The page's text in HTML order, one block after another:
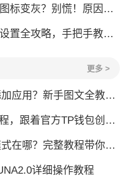
？别慌！原因排查与快速修复指南
，手把手教你筑牢数字资产安全防线
更多 >
新手图文全教程+安全避坑指南
TP钱包创建视频，3分钟搞定钱包搭建
？完整教程带你轻松找到并使用
详细操作教程